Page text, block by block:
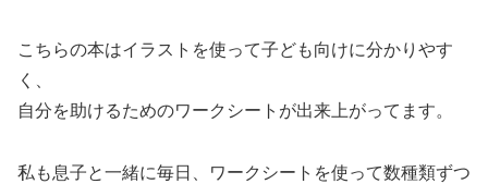
こちらの本はイラストを使って子ども向けに分かりやす
く、
自分を助けるためのワークシートが出来上がってます。
私も息子と一緒に毎日、ワークシートを使って数種類ずつ